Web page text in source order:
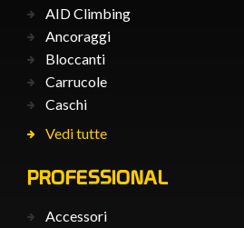
AID Climbing
Ancoraggi
Bloccanti
Carrucole
Caschi
Vedi tutte
PROFESSIONAL
Accessori